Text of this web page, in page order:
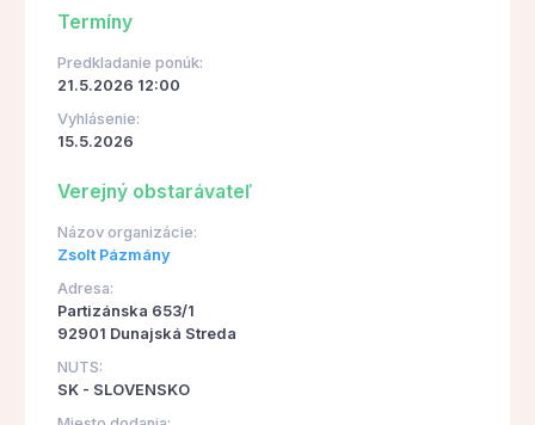
Termíny
Predkladanie ponúk:
21.5.2026 12:00
Vyhlásenie:
15.5.2026
Verejný obstarávateľ
Názov organizácie:
Zsolt Pázmány
Adresa:
Partizánska 653/1
92901 Dunajská Streda
NUTS:
SK - SLOVENSKO